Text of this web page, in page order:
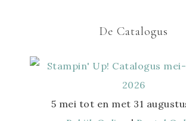
De Catalogus
5 mei tot en met 31